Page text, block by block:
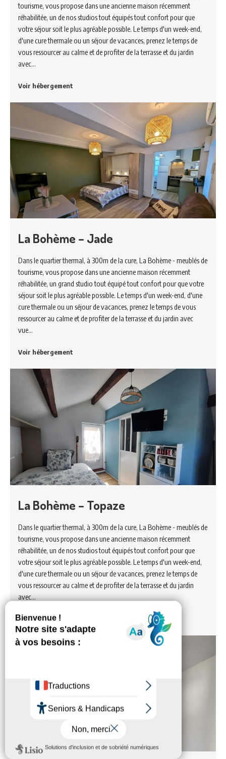
tourisme, vous propose dans une ancienne maison récemment
réhabilitée, un de nos studios tout équipés tout confort pour que
votre séjour soit le plus agréable possible. Le temps d'un week-end,
d'une cure thermale ou un séjour de vacances, prenez le temps de
vous ressourcer au calme et de profiter de la terrasse et du jardin
avec…
Voir hébergement
La Bohème – Jade
Dans le quartier thermal, à 300m de la cure, La Bohème - meublés de
tourisme, vous propose dans une ancienne maison récemment
réhabilitée, un grand studio tout équipé tout confort pour que votre
séjour soit le plus agréable possible. Le temps d'un week-end, d'une
cure thermale ou un séjour de vacances, prenez le temps de vous
ressourcer au calme et de profiter de la terrasse et du jardin avec
vue…
Voir hébergement
La Bohème – Topaze
Dans le quartier thermal, à 300m de la cure, La Bohème - meublés de
tourisme, vous propose dans une ancienne maison récemment
réhabilitée, un de nos studios tout équipés tout confort pour que
votre séjour soit le plus agréable possible. Le temps d'un week-end,
d'une cure thermale ou un séjour de vacances, prenez le temps de
vous ressourcer au calme et de profiter de la terrasse et du jardin
avec…
Voir hébergement